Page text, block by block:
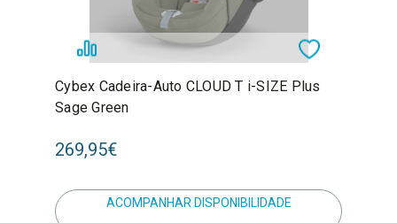
Cybex Cadeira-Auto CLOUD T i-SIZE Plus
Sage Green
269,95€
ACOMPANHAR DISPONIBILIDADE